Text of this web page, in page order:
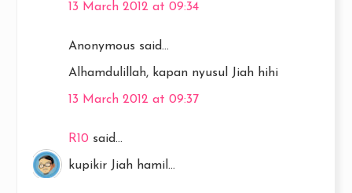
13 March 2012 at 09:34
Anonymous said...
Alhamdulillah, kapan nyusul Jiah hihi
13 March 2012 at 09:37
R10 said...
kupikir Jiah hamil...